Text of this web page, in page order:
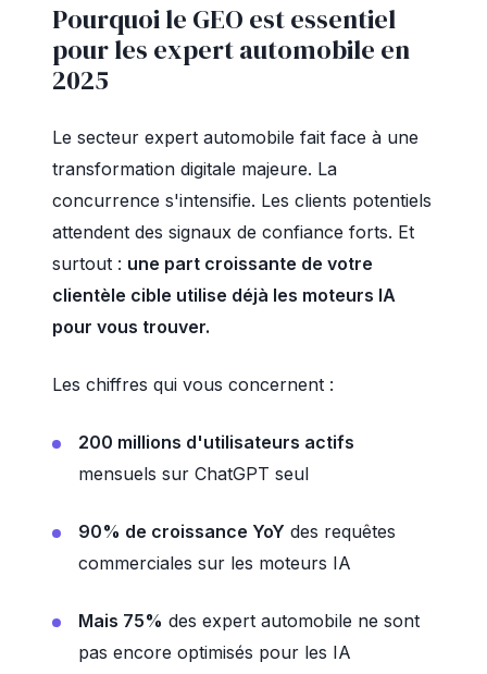
Pourquoi le GEO est essentiel
pour les expert automobile en
2025
Le secteur expert automobile fait face à une
transformation digitale majeure. La
concurrence s'intensifie. Les clients potentiels
attendent des signaux de confiance forts. Et
surtout : une part croissante de votre
clientèle cible utilise déjà les moteurs IA
pour vous trouver.
Les chiffres qui vous concernent :
200 millions d'utilisateurs actifs
mensuels sur ChatGPT seul
90% de croissance YoY des requêtes
commerciales sur les moteurs IA
Mais 75% des expert automobile ne sont
pas encore optimisés pour les IA